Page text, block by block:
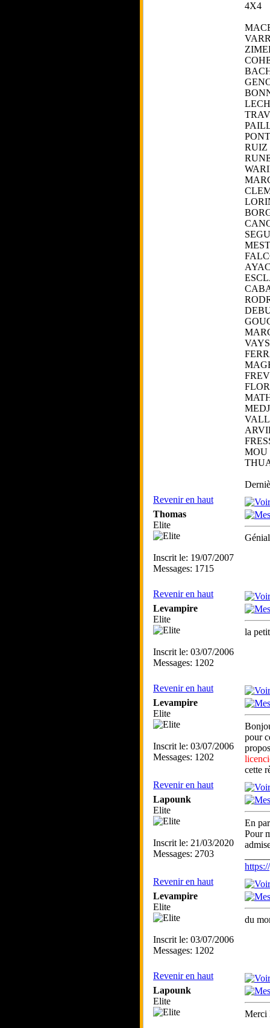
4X4
RUIZ
MOU
Revenir en haut
Thomas
Elite
Inscrit le: 19/07/2007
Messages: 1715
Revenir en haut
Levampire
Elite
Inscrit le: 03/07/2006
Messages: 1202
la
Revenir en haut
Levampire
Elite
Inscrit le: 03/07/2006
Messages: 1202
pour
cette
Revenir en haut
Lapounk
Elite
Inscrit le: 21/03/2020
Messages: 2703
En
Pour
Revenir en haut
Levampire
Elite
Inscrit le: 03/07/2006
Messages: 1202
du
Revenir en haut
Lapounk
Elite
Merci